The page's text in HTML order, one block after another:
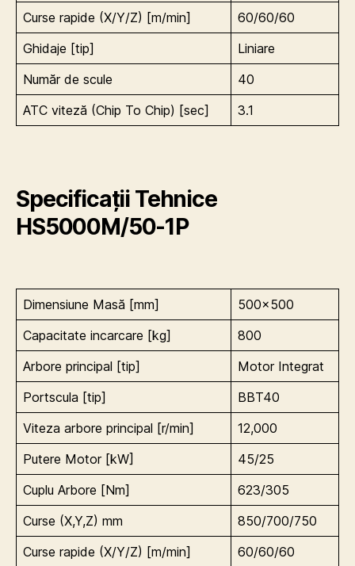
Curse rapide (X/Y/Z) [m/min]
60/60/60
Ghidaje [tip]
Liniare
Număr de scule
40
ATC viteză (Chip To Chip) [sec]
3.1
Specificații Tehnice
HS5000M/50-1P
Dimensiune Masă [mm]
500×500
Capacitate incarcare [kg]
800
Arbore principal [tip]
Motor Integrat
Portscula [tip]
BBT40
Viteza arbore principal [r/min]
12,000
Putere Motor [kW]
45/25
Cuplu Arbore [Nm]
623/305
Curse (X,Y,Z) mm
850/700/750
Curse rapide (X/Y/Z) [m/min]
60/60/60